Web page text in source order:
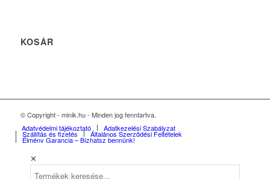
KOSÁR
© Copyright - minik.hu - Minden jog fenntartva.
Adatvédelmi tájékoztató
Adatkezelési Szabályzat
Szállítás és fizetés Általános Szerződési Feltételek
Élmény Garancia – Bízhatsz bennünk!
✕